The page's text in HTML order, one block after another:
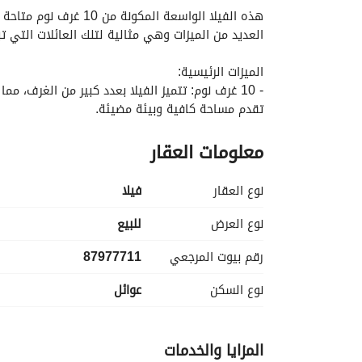
العديد من الميزات وهي مثالية لتلك العائلات
الميزات الرئيسية:
تقدم مساحة كافية وبيئة مضيئة.
- المساحة: تغطي الفيلا مساحة قدرها 275 متر مربع، مما يوفر مساحة كافية للمعيشة والترفيه.
- نوع العقار: هذه فيلا مستقلة، مما يوفر مستوى
- الموقع: تقع في الرحمانية، جدة، تستفيد هذه
- المرافق: تأتي الملكية مزودة بالمرافق الأساسية،
معلومات العقار
نوع العقار
فیلا
نوع العرض
للبيع
رقم بيوت المرجعي
87977711
نوع السكن
عوائل
المزايا والخدمات